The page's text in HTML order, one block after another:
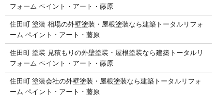
フォーム ペイント・アート・藤原
住田町 塗装 相場の外壁塗装・屋根塗装なら建築トータルリフォ
ーム ペイント・アート・藤原
住田町 塗装 見積もりの外壁塗装・屋根塗装なら建築トータルリ
フォーム ペイント・アート・藤原
住田町 塗装会社の外壁塗装・屋根塗装なら建築トータルリフォ
ーム ペイント・アート・藤原